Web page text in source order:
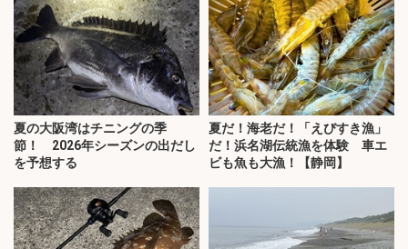
夏の大阪湾はチニングの季
節！ 2026年シーズンの出だし
を予想する
夏だ！海老だ！「えびすき漁」
だ！浜名湖伝統漁を体験 車エ
ビも魚も大漁！【静岡】